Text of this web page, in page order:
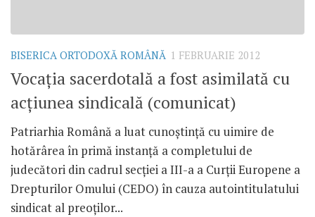
BISERICA ORTODOXĂ ROMÂNĂ 1 FEBRUARIE 2012
Vocaţia sacerdotală a fost asimilată cu
acţiunea sindicală (comunicat)
Patriarhia Română a luat cunoştinţă cu uimire de
hotărârea în primă instanţă a completului de
judecători din cadrul secţiei a III-a a Curţii Europene a
Drepturilor Omului (CEDO) în cauza autointitulatului
sindicat al preoţilor...